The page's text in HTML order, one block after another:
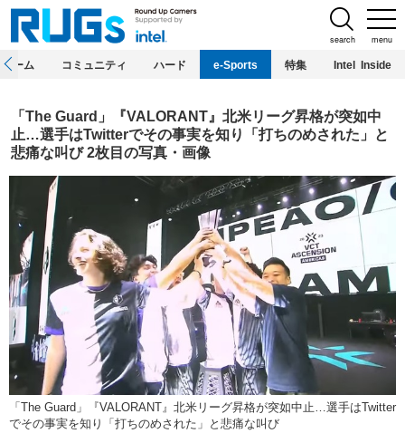
menu
search
ホーム コミュニティ ハード e-Sports 特集 Intel Inside
「The Guard」『VALORANT』北米リーグ昇格が突如中
止…選手はTwitterでその事実を知り「打ちのめされた」と
悲痛な叫び 2枚目の写真・画像
「The Guard」『VALORANT』北米リーグ昇格が突如中止…選手はTwitter
でその事実を知り「打ちのめされた」と悲痛な叫び